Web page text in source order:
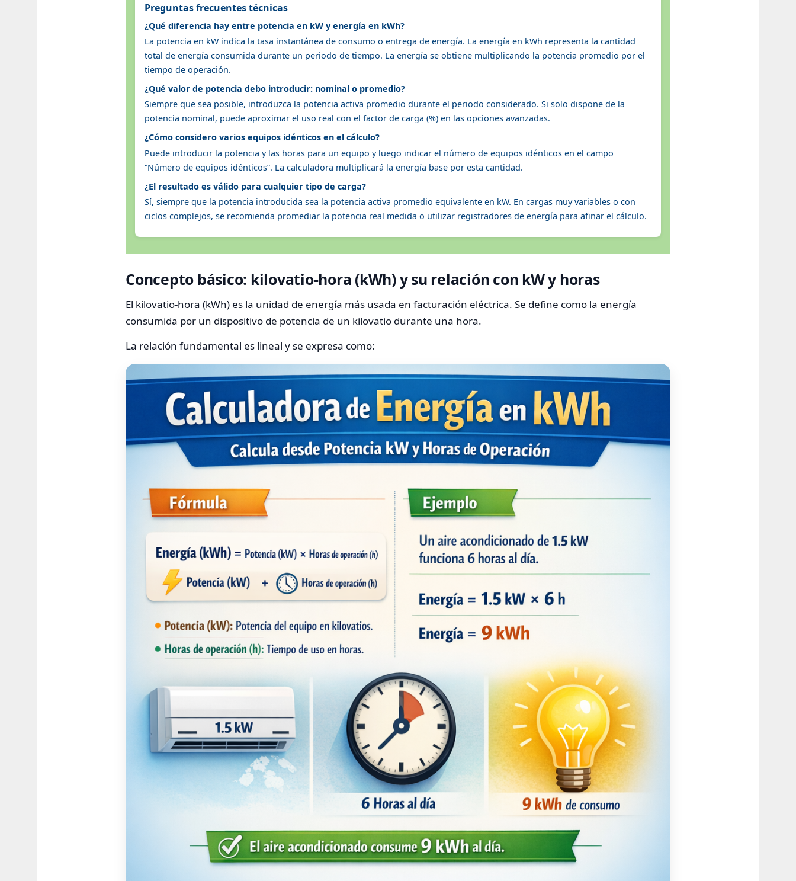
Preguntas frecuentes técnicas
¿Qué diferencia hay entre potencia en kW y energía en kWh?
La potencia en kW indica la tasa instantánea de consumo o entrega de energía. La energía en kWh representa la cantidad
total de energía consumida durante un periodo de tiempo. La energía se obtiene multiplicando la potencia promedio por el
tiempo de operación.
¿Qué valor de potencia debo introducir: nominal o promedio?
Siempre que sea posible, introduzca la potencia activa promedio durante el periodo considerado. Si solo dispone de la
potencia nominal, puede aproximar el uso real con el factor de carga (%) en las opciones avanzadas.
¿Cómo considero varios equipos idénticos en el cálculo?
Puede introducir la potencia y las horas para un equipo y luego indicar el número de equipos idénticos en el campo
“Número de equipos idénticos”. La calculadora multiplicará la energía base por esta cantidad.
¿El resultado es válido para cualquier tipo de carga?
Sí, siempre que la potencia introducida sea la potencia activa promedio equivalente en kW. En cargas muy variables o con
ciclos complejos, se recomienda promediar la potencia real medida o utilizar registradores de energía para afinar el cálculo.
Concepto básico: kilovatio-hora (kWh) y su relación con kW y horas
El kilovatio-hora (kWh) es la unidad de energía más usada en facturación eléctrica. Se define como la energía
consumida por un dispositivo de potencia de un kilovatio durante una hora.
La relación fundamental es lineal y se expresa como: